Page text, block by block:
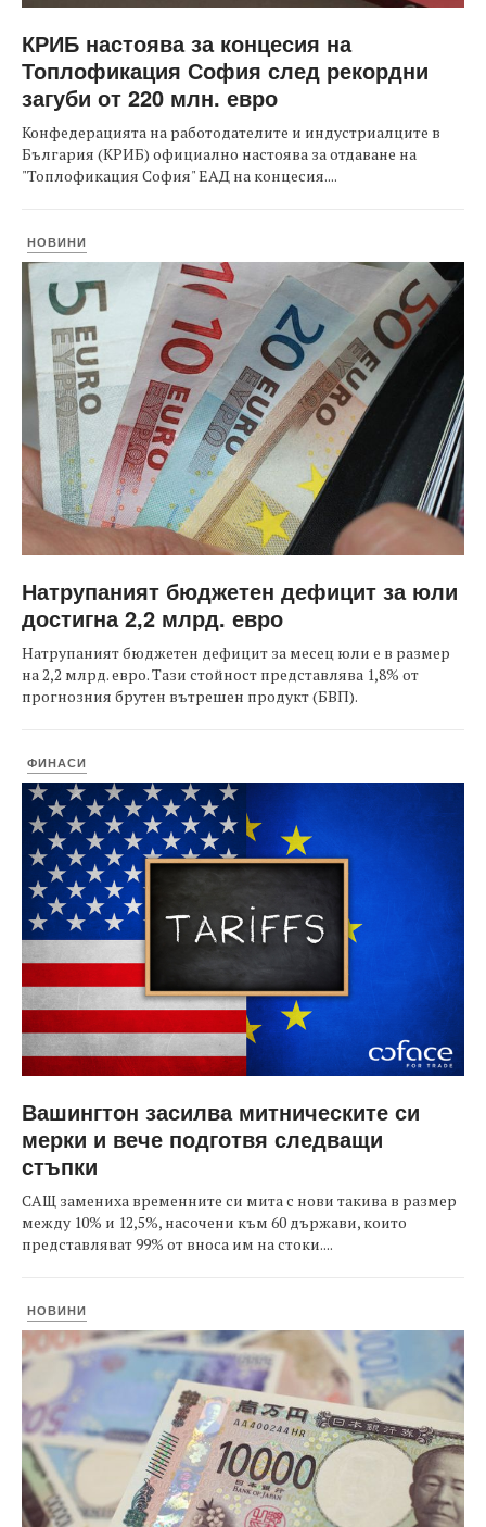
КРИБ настоява за концесия на
Топлофикация София след рекордни
загуби от 220 млн. евро
Конфедерацията на работодателите и индустриалците в
България (КРИБ) официално настоява за отдаване на
"Топлофикация София" ЕАД на концесия....
НОВИНИ
Натрупаният бюджетен дефицит за юли
достигна 2,2 млрд. евро
Натрупаният бюджетен дефицит за месец юли е в размер
на 2,2 млрд. евро. Тази стойност представлява 1,8% от
прогнозния брутен вътрешен продукт (БВП).
ФИНАСИ
Вашингтон засилва митническите си
мерки и вече подготвя следващи
стъпки
САЩ замениха временните си мита с нови такива в размер
между 10% и 12,5%, насочени към 60 държави, които
представляват 99% от вноса им на стоки....
НОВИНИ